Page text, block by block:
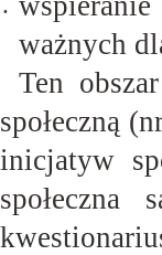
•
ważnych
Ten
społeczną
inicjatyw